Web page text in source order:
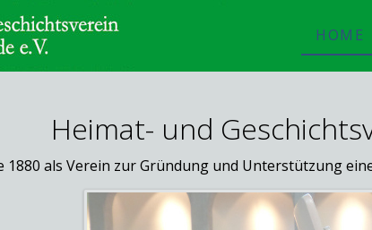
HOME
Heimat- und
1880 als Verein zur Gründung und Unterstützung